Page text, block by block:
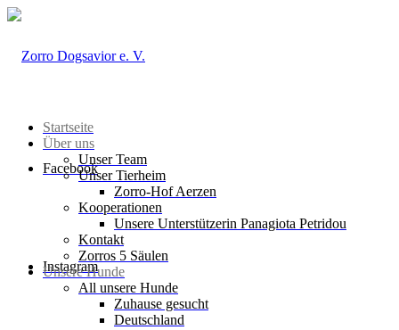
Facebook
Instagram
Startseite
Über uns
Unser Team
Unser Tierheim
Zorro-Hof Aerzen
Kooperationen
Unsere Unterstützerin Panagiota Petridou
Kontakt
Zorros 5 Säulen
Unsere Hunde
All unsere Hunde
Zuhause gesucht
Deutschland